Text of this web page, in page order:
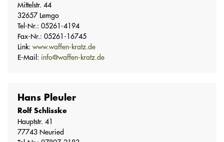
Mittelstr. 44
32657 Lemgo
Tel-Nr.: 05261-4194
Fax-Nr.: 05261-16745
Link: www.waffen-kratz.de
E-Mail: info@waffen-kratz.de
Hans Pleuler
Rolf Schlisske
Hauptstr. 41
77743 Neuried